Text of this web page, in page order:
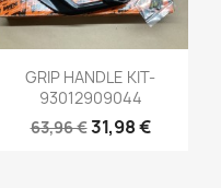
Aperçu rapide
GRIP HANDLE KIT-
93012909044
63,96 €31,98 €